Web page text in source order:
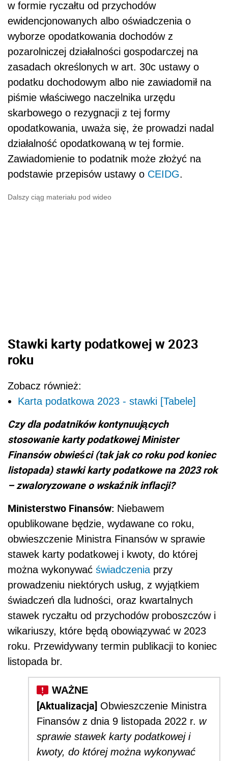
w formie ryczałtu od przychodów
ewidencjonowanych albo oświadczenia o
wyborze opodatkowania dochodów z
pozarolniczej działalności gospodarczej na
zasadach określonych w art. 30c ustawy o
podatku dochodowym albo nie zawiadomił na
piśmie właściwego naczelnika urzędu
skarbowego o rezygnacji z tej formy
opodatkowania, uważa się, że prowadzi nadal
działalność opodatkowaną w tej formie.
Zawiadomienie to podatnik może złożyć na
podstawie przepisów ustawy o CEIDG.
Dalszy ciąg materiału pod wideo
Stawki karty podatkowej w 2023
roku
Zobacz również:
Karta podatkowa 2023 - stawki [Tabele]
Czy dla podatników kontynuujących
stosowanie karty podatkowej Minister
Finansów obwieści (tak jak co roku pod koniec
listopada) stawki karty podatkowe na 2023 rok
– zwaloryzowane o wskaźnik inflacji?
Ministerstwo Finansów: Niebawem
opublikowane będzie, wydawane co roku,
obwieszczenie Ministra Finansów w sprawie
stawek karty podatkowej i kwoty, do której
można wykonywać świadczeniaprzy
prowadzeniu niektórych usług, z wyjątkiem
świadczeń dla ludności, oraz kwartalnych
stawek ryczałtu od przychodów proboszczów i
wikariuszy, które będą obowiązywać w 2023
roku. Przewidywany termin publikacji to koniec
listopada br.
[Aktualizacja] Obwieszczenie Ministra
Finansów z dnia 9 listopada 2022 r. w
sprawie stawek karty podatkowej i
kwoty, do której można wykonywać